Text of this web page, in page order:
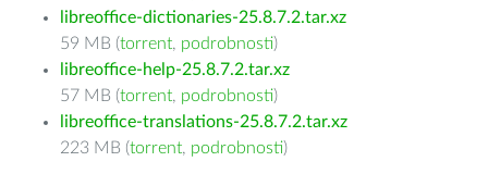
libreoffice-dictionaries-25.8.7.2.tar.xz
59 MB (torrent, podrobnosti)
libreoffice-help-25.8.7.2.tar.xz
57 MB (torrent, podrobnosti)
libreoffice-translations-25.8.7.2.tar.xz
223 MB (torrent, podrobnosti)